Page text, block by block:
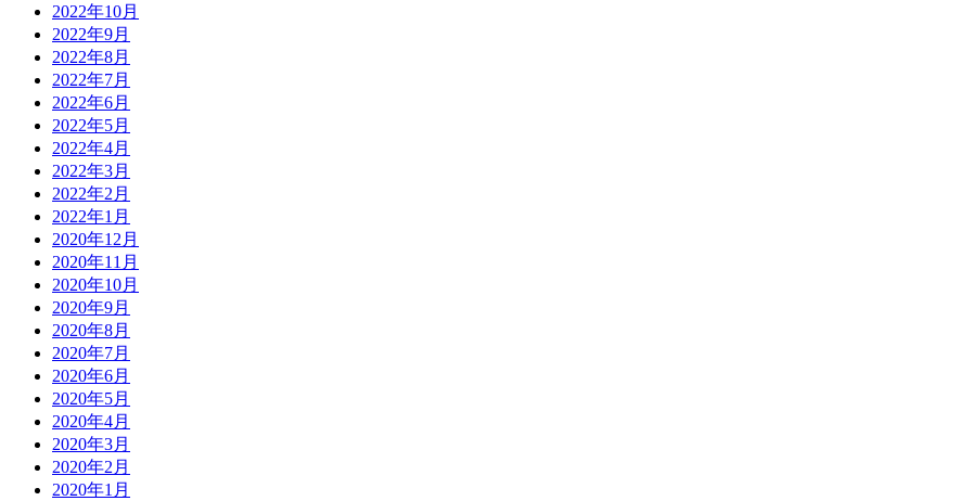
2022年10月
2022年9月
2022年8月
2022年7月
2022年6月
2022年5月
2022年4月
2022年3月
2022年2月
2022年1月
2020年12月
2020年11月
2020年10月
2020年9月
2020年8月
2020年7月
2020年6月
2020年5月
2020年4月
2020年3月
2020年2月
2020年1月